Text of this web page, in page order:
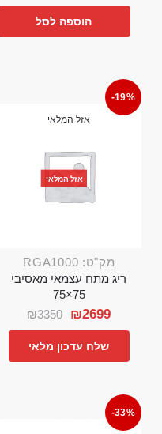
הוספה לסל
-19%
אזל המלאי
אזל המלאי
מק"ט: RGA1000
ריג מתח עצמאי מאסיבי
75×75
₪3350 ₪2699
שלח עדכון מלאי
-33%